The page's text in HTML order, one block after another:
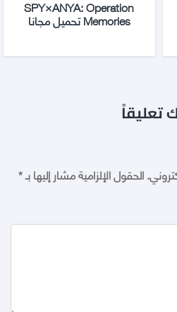
SPY×ANYA: Operation
Memories تحميل مجانا
تعليقاً
الحقول الإلزامية مشار إليها بـ*